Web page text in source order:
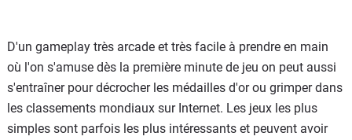
D'un gameplay très arcade et très facile à prendre en main
où l'on s'amuse dès la première minute de jeu on peut aussi
s'entraîner pour décrocher les médailles d'or ou grimper dans
les classements mondiaux sur Internet. Les jeux les plus
simples sont parfois les plus intéressants et peuvent avoir